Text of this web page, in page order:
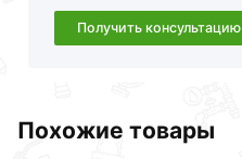
Получить консультацию
Похожие товары